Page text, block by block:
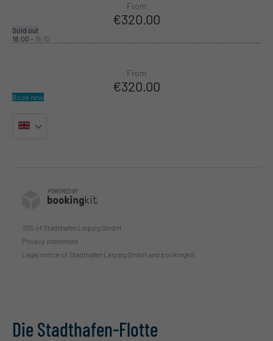
From
€320.00
Sold out
18:00 - 19:10
From
€320.00
Book now
POWERED BY
TOS of Stadthafen Leipzig GmbH
Privacy statement
Legal notice of Stadthafen Leipzig GmbH and bookingkit
Die Stadthafen-Flotte